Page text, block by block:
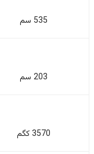
535 سم
203 سم
3570 کگم